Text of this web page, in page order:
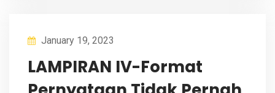
January 19, 2023
LAMPIRAN IV-Format